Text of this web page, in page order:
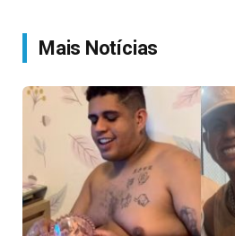
Mais Notícias